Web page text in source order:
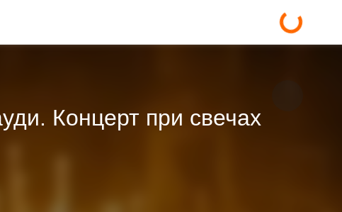
Концерт при свечах